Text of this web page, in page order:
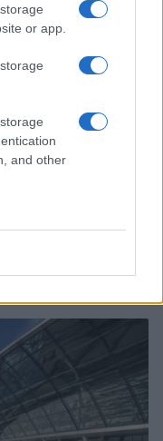
or app.
and other
per i giochi del